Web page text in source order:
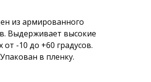
из армированного
Выдерживает высокие
-10 до +60 градусов.
в пленку.